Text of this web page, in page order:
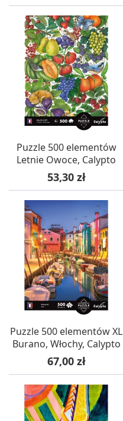
Puzzle 500 elementów
Letnie Owoce, Calypto
Cena
53,30 zł
Puzzle 500 elementów XL
Burano, Włochy, Calypto
Cena
67,00 zł